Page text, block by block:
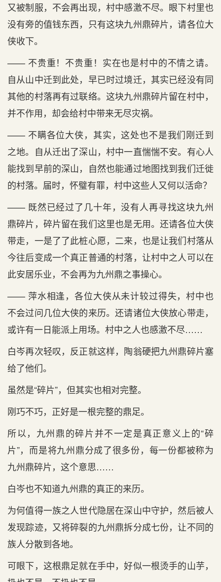
又被制服，不会再出现，村中感激不尽。眼下村里也
没有旁的值钱东西，只有这块九州鼎碎片，请各位大
侠收下。
—— 不贵重！不贵重！实在也是村中的不情之请。
自从山中迁到此处，早已时过境迁，其实已经没有同
其他的村落再有过联络。这块九州鼎碎片留在村中，
并不作用，却会给村中带来无尽灾祸。
—— 不瞒各位大侠，其实，这处也不是我们刚迁到
之地。自从迁出了深山，村中一直惴惴不安。有心人
能找到早前的深山，自然也能通过地图找到我们迁徙
的村落。届时，怀璧有罪，村中这些人又何以活命？
—— 既然已经过了几十年，没有人再寻找这块九州
鼎碎片，碎片留在我们这里也是无用。还请各位大侠
带走，一是了了此桩心愿，二来，也是让我们村落从
今往后变成一个真正普通的村落，让村中之人可以在
此安居乐业，不会再为九州鼎之事操心。
—— 萍水相逢，各位大侠从未计较过得失，村中也
不会过问几位大侠的来历。还请诸位大侠放心带走，
或许有一日能派上用场。村中之人也感激不尽……
白岑再次轻叹，反正就这样，陶翁硬把九州鼎碎片塞
给了他们。
虽然是“碎片”，但其实也相对完整。
刚巧不巧，正好是一根完整的鼎足。
所以，九州鼎的碎片并不一定是真正意义上的“碎
片”，而是将九州鼎分成了很多份，每一份都被称为
九州鼎碎片，这个意思……
白岑也不知道九州鼎的真正的来历。
为何值得一族之人世代隐居在深山中守护，然后被人
发现踪迹，又将碎裂的九州鼎拆分成七份，让不同的
族人分散到各地。
可眼下，这根鼎足就在手中，好似一根烫手的山芋，